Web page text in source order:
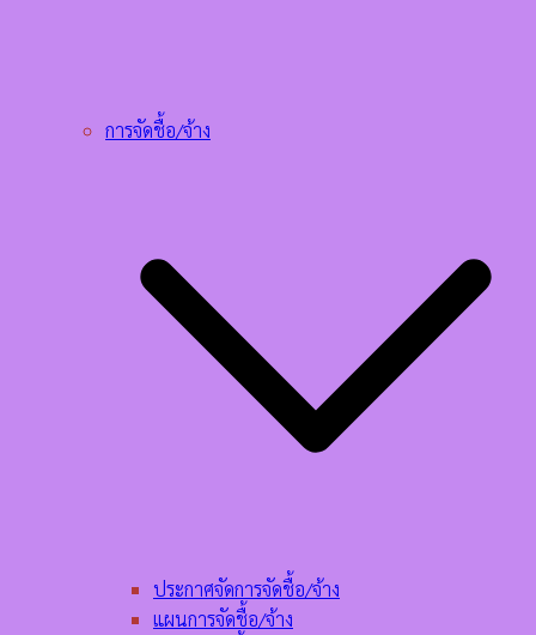
การจัดชื้อ/จ้าง
ประกาศจัดการจัดชื้อ/จ้าง
แผนการจัดชื้อ/จ้าง